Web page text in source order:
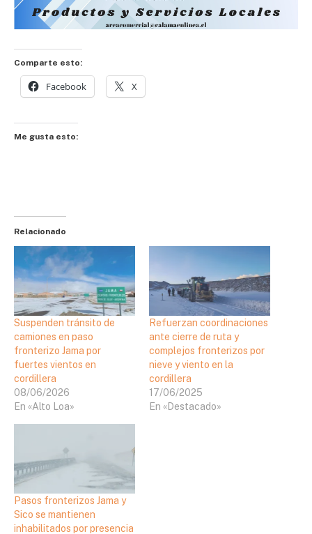
Comparte esto:
Facebook X
Me gusta esto:
Relacionado
Suspenden tránsito de
camiones en paso
fronterizo Jama por
fuertes vientos en
cordillera
08/06/2026
En «Alto Loa»
Refuerzan coordinaciones
ante cierre de ruta y
complejos fronterizos por
nieve y viento en la
cordillera
17/06/2025
En «Destacado»
Pasos fronterizos Jama y
Sico se mantienen
inhabilitados por presencia